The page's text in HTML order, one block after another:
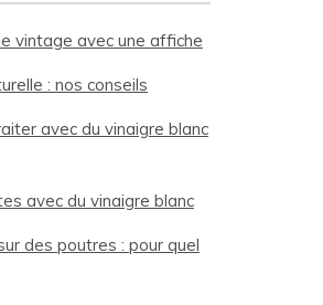
vintage avec une affiche
: nos conseils
avec du vinaigre blanc
avec du vinaigre blanc
des poutres : pour quel